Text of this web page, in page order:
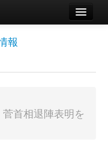
報
首相退陣表明を